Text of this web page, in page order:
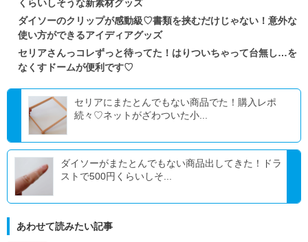
くらいしそうな新素材グッズ
ダイソーのクリップが感動級♡書類を挟むだけじゃない！意外な
使い方ができるアイディアグッズ
セリアさんっコレずっと待ってた！はりついちゃって台無し…を
なくすドームが便利です♡
セリアにまたとんでもない商品でた！購入レポ
続々♡ネットがざわついた小...
ダイソーがまたとんでもない商品出してきた！ドラ
ストで500円くらいしそ...
あわせて読みたい記事